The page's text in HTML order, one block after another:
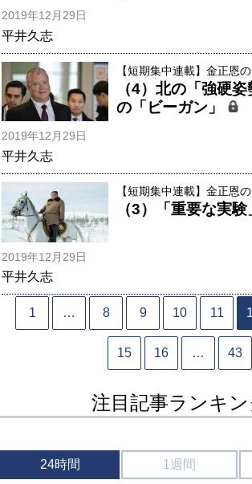
2019年12月29日
平井久志
【短期集中連載】金正恩
（4）北の「強硬
の「ビーガン」
2019年12月29日
平井久志
【短期集中連載】金正恩
（3）「重要な実
2019年12月29日
平井久志
1 … 8 9 10 11
15 16 … 43
注目記事ランキ
24時間 1週間